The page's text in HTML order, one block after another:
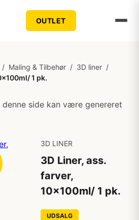
OUTLET
/ Maling & Tilbehør / 3D liner /
1 pk.
side kan være genereret
3D LINER
3D Liner, ass.
farver,
10x100ml/ 1 pk.
UDSALG